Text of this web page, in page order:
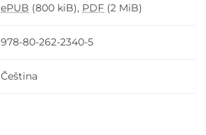
ePUB (800 kiB), PDF (2 MiB)
978-80-262-2340-5
Čeština